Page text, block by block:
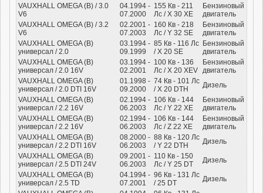
VAUXHALL OMEGA (B) / 3.0
V6
04.1994 -
07.2000
155 Кв - 211
Лс / X 30 XE
Бензиновый
двигатель
VAUXHALL OMEGA (B) / 3.2
V6
02.2001 -
07.2003
160 Кв - 218
Лс / Y 32 SE
Бензиновый
двигатель
VAUXHALL OMEGA (B)
универсал / 2.0
03.1994 -
09.1999
85 Кв - 116 Лс
/ X 20 SE
Бензиновый
двигатель
VAUXHALL OMEGA (B)
универсал / 2.0 16V
03.1994 -
02.2001
100 Кв - 136
Лс / X 20 XEV
Бензиновый
двигатель
VAUXHALL OMEGA (B)
универсал / 2.0 DTI 16V
01.1998 -
09.2000
74 Кв - 101 Лс
/ X 20 DTH
Дизель
VAUXHALL OMEGA (B)
универсал / 2.2 16V
02.1994 -
06.2003
106 Кв - 144
Лс / Y 22 XE
Бензиновый
двигатель
VAUXHALL OMEGA (B)
универсал / 2.2 16V
02.1994 -
06.2003
106 Кв - 144
Лс / Z 22 XE
Бензиновый
двигатель
VAUXHALL OMEGA (B)
универсал / 2.2 DTI 16V
08.2000 -
06.2003
88 Кв - 120 Лс
/ Y 22 DTH
Дизель
VAUXHALL OMEGA (B)
универсал / 2.5 DTI 24V
09.2001 -
06.2003
110 Кв - 150
Лс / Y 25 DT
Дизель
VAUXHALL OMEGA (B)
универсал / 2.5 TD
04.1994 -
07.2001
96 Кв - 131 Лс
/ 25 DT
Дизель